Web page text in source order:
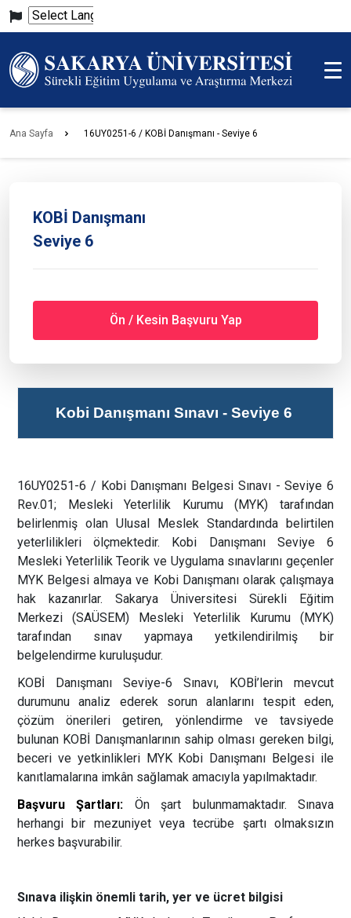
Powered
by
Translate
Ana Sayfa 16UY0251-6 / KOBİ Danışmanı - Seviye 6
Kobi Danışmanı Sınavı - Seviye 6
16UY0251-6 / Kobi Danışmanı Belgesi Sınavı - Seviye 6
Rev.01; Mesleki Yeterlilik Kurumu (MYK) tarafından
belirlenmiş olan Ulusal Meslek Standardında belirtilen
yeterlilikleri ölçmektedir. Kobi Danışmanı Seviye 6
Mesleki Yeterlilik Teorik ve Uygulama sınavlarını geçenler
MYK Belgesi almaya ve Kobi Danışmanı olarak çalışmaya
hak kazanırlar. Sakarya Üniversitesi Sürekli Eğitim
Merkezi (SAÜSEM) Mesleki Yeterlilik Kurumu (MYK)
tarafından sınav yapmaya yetkilendirilmiş bir
belgelendirme kuruluşudur.
KOBİ Danışmanı Seviye-6 Sınavı, KOBİ’lerin mevcut
durumunu analiz ederek sorun alanlarını tespit eden,
çözüm önerileri getiren, yönlendirme ve tavsiyede
bulunan KOBİ Danışmanlarının sahip olması gereken bilgi,
beceri ve yetkinlikleri MYK Kobi Danışmanı Belgesi ile
kanıtlamalarına imkân sağlamak amacıyla yapılmaktadır.
Başvuru Şartları: Ön şart bulunmamaktadır. Sınava
herhangi bir mezuniyet veya tecrübe şartı olmaksızın
herkes başvurabilir.
Sınava ilişkin önemli tarih, yer ve ücret bilgisi
KOBİ Danışmanı
Seviye 6
Ön / Kesin Başvuru Yap